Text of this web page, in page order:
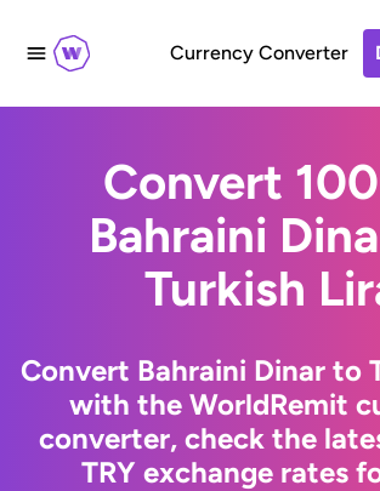
Currency Converter
Convert
Bahraini
Turkish
Convert Bahraini Dinar to
with the WorldRemit
converter, check the
TRY exchange rates